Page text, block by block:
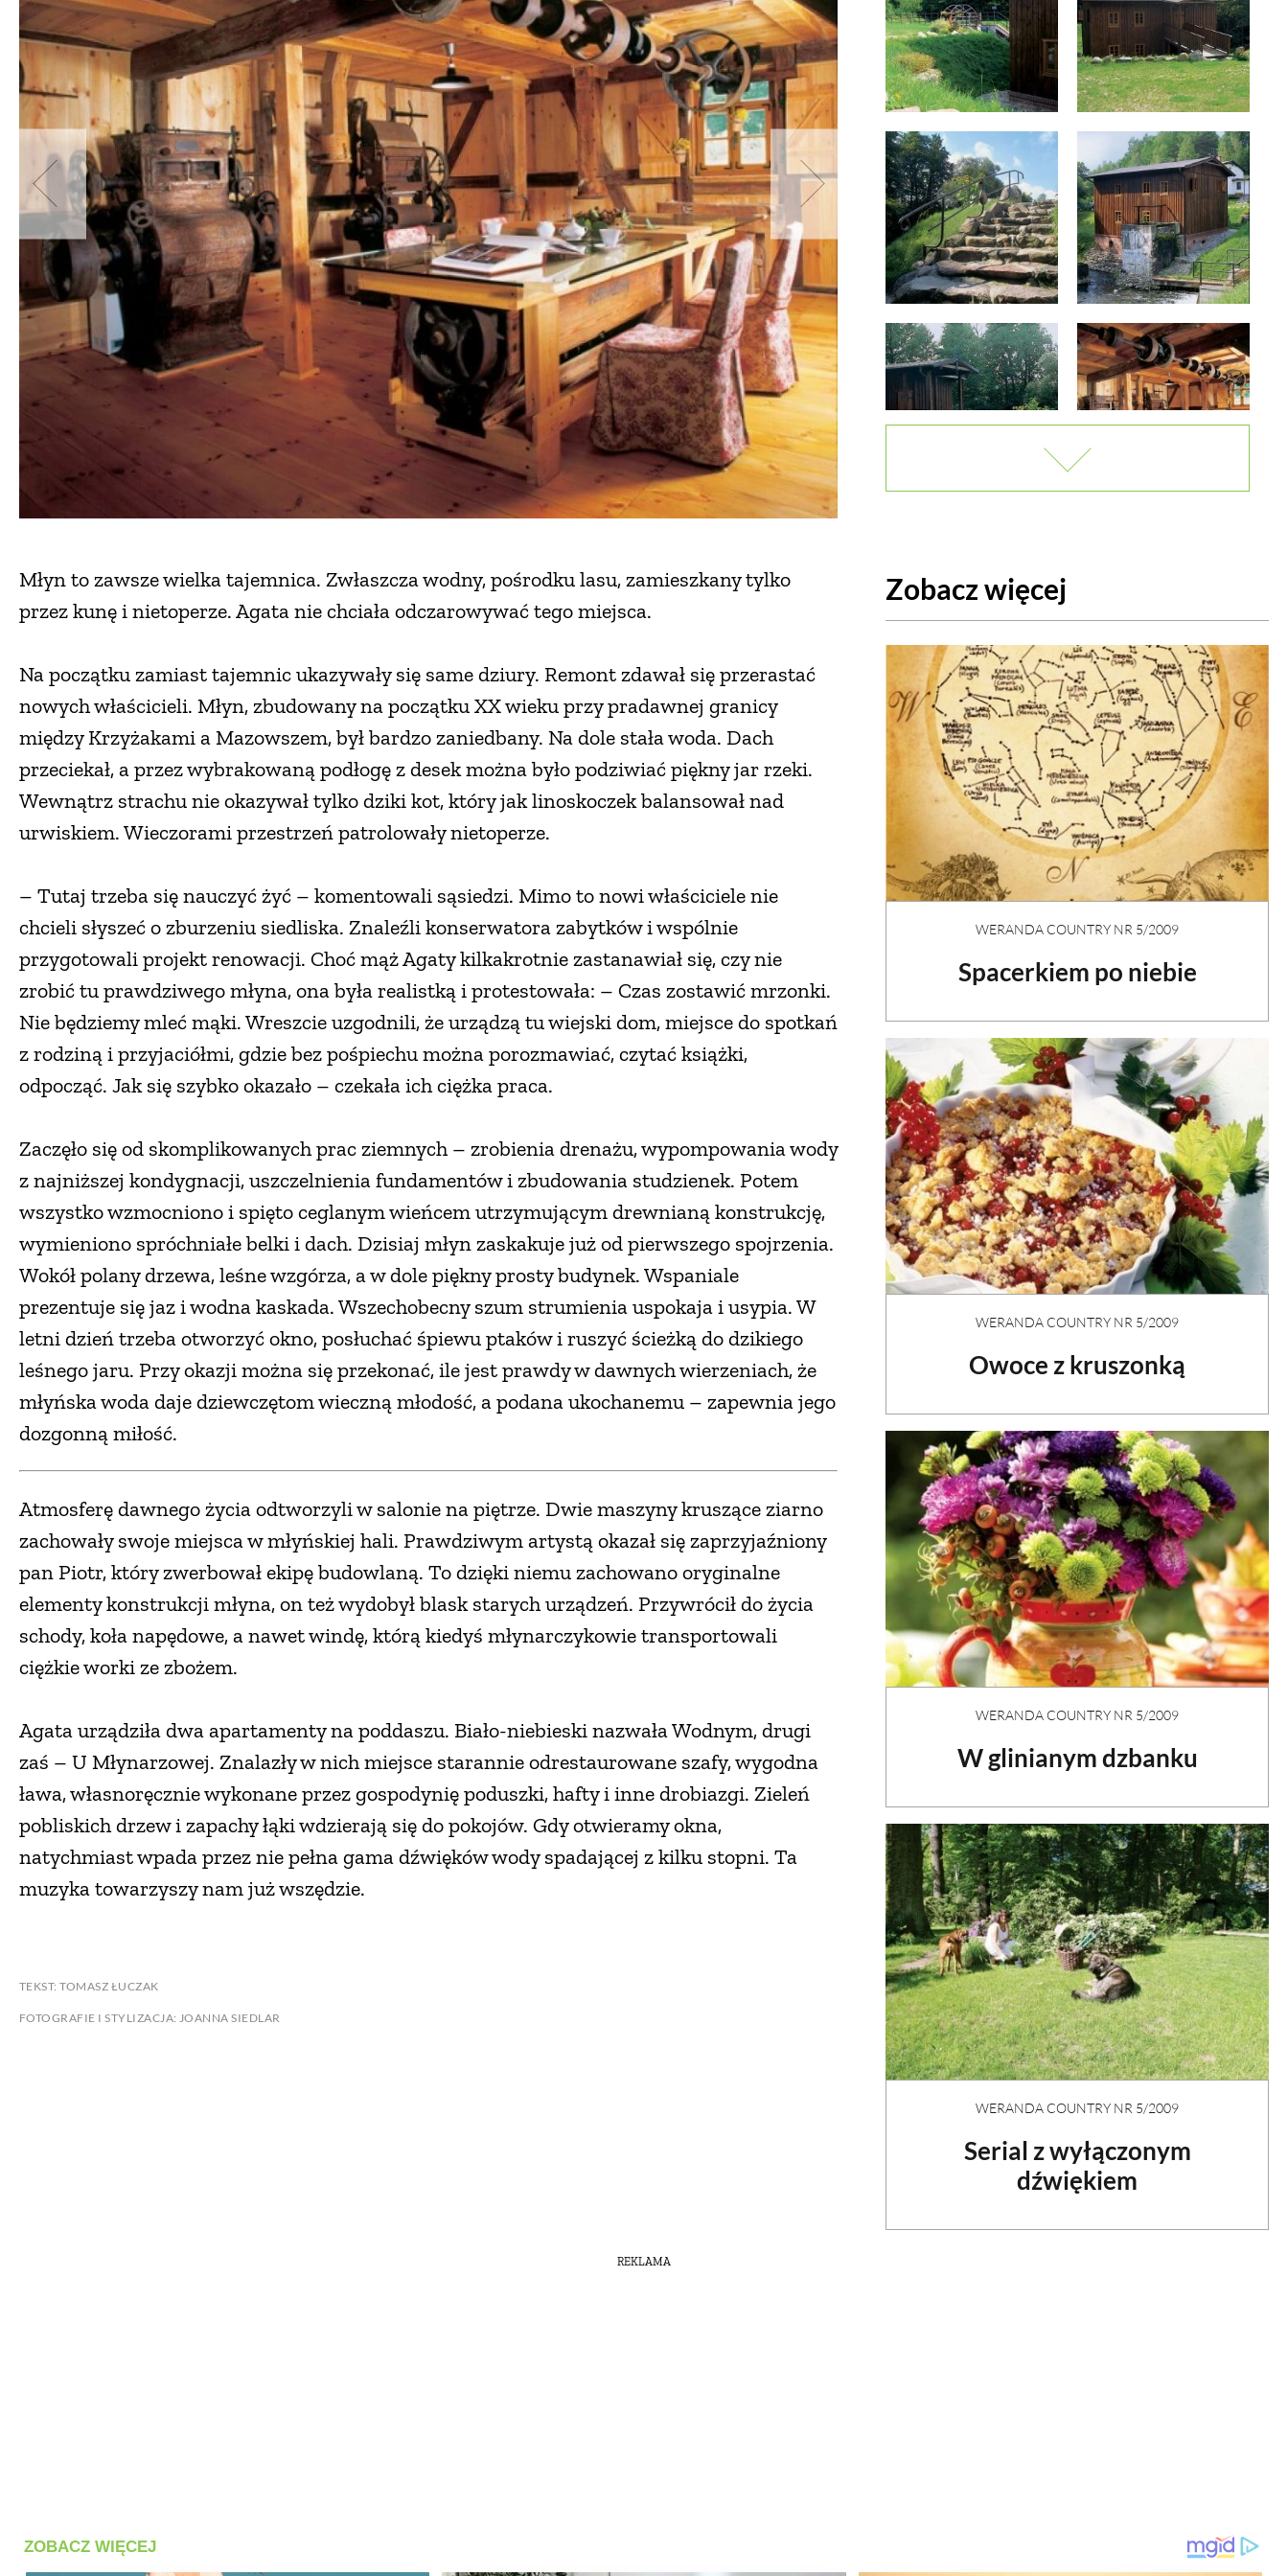
Młyn to zawsze wielka tajemnica. Zwłaszcza wodny, pośrodku lasu, zamieszkany tylko
przez kunę i nietoperze. Agata nie chciała odczarowywać tego miejsca.
Na początku zamiast tajemnic ukazywały się same dziury. Remont zdawał się przerastać
nowych właścicieli. Młyn, zbudowany na początku XX wieku przy pradawnej granicy
między Krzyżakami a Mazowszem, był bardzo zaniedbany. Na dole stała woda. Dach
przeciekał, a przez wybrakowaną podłogę z desek można było podziwiać piękny jar rzeki.
Wewnątrz strachu nie okazywał tylko dziki kot, który jak linoskoczek balansował nad
urwiskiem. Wieczorami przestrzeń patrolowały nietoperze.
– Tutaj trzeba się nauczyć żyć – komentowali sąsiedzi. Mimo to nowi właściciele nie
chcieli słyszeć o zburzeniu siedliska. Znaleźli konserwatora zabytków i wspólnie
przygotowali projekt renowacji. Choć mąż Agaty kilkakrotnie zastanawiał się, czy nie
zrobić tu prawdziwego młyna, ona była realistką i protestowała: – Czas zostawić mrzonki.
Nie będziemy mleć mąki. Wreszcie uzgodnili, że urządzą tu wiejski dom, miejsce do spotkań
z rodziną i przyjaciółmi, gdzie bez pośpiechu można porozmawiać, czytać książki,
odpocząć. Jak się szybko okazało – czekała ich ciężka praca.
Zaczęło się od skomplikowanych prac ziemnych – zrobienia drenażu, wypompowania wody
z najniższej kondygnacji, uszczelnienia fundamentów i zbudowania studzienek. Potem
wszystko wzmocniono i spięto ceglanym wieńcem utrzymującym drewnianą konstrukcję,
wymieniono spróchniałe belki i dach. Dzisiaj młyn zaskakuje już od pierwszego spojrzenia.
Wokół polany drzewa, leśne wzgórza, a w dole piękny prosty budynek. Wspaniale
prezentuje się jaz i wodna kaskada. Wszechobecny szum strumienia uspokaja i usypia. W
letni dzień trzeba otworzyć okno, posłuchać śpiewu ptaków i ruszyć ścieżką do dzikiego
leśnego jaru. Przy okazji można się przekonać, ile jest prawdy w dawnych wierzeniach, że
młyńska woda daje dziewczętom wieczną młodość, a podana ukochanemu – zapewnia jego
dozgonną miłość.
Atmosferę dawnego życia odtworzyli w salonie na piętrze. Dwie maszyny kruszące ziarno
zachowały swoje miejsca w młyńskiej hali. Prawdziwym artystą okazał się zaprzyjaźniony
pan Piotr, który zwerbował ekipę budowlaną. To dzięki niemu zachowano oryginalne
elementy konstrukcji młyna, on też wydobył blask starych urządzeń. Przywrócił do życia
schody, koła napędowe, a nawet windę, którą kiedyś młynarczykowie transportowali
ciężkie worki ze zbożem.
Agata urządziła dwa apartamenty na poddaszu. Biało-niebieski nazwała Wodnym, drugi
zaś – U Młynarzowej. Znalazły w nich miejsce starannie odrestaurowane szafy, wygodna
ława, własnoręcznie wykonane przez gospodynię poduszki, hafty i inne drobiazgi. Zieleń
pobliskich drzew i zapachy łąki wdzierają się do pokojów. Gdy otwieramy okna,
natychmiast wpada przez nie pełna gama dźwięków wody spadającej z kilku stopni. Ta
muzyka towarzyszy nam już wszędzie.
TEKST: TOMASZ ŁUCZAK
FOTOGRAFIE I STYLIZACJA: JOANNA SIEDLAR
Zobacz więcej
WERANDA COUNTRY NR 5/2009
Spacerkiem po niebie
WERANDA COUNTRY NR 5/2009
Owoce z kruszonką
WERANDA COUNTRY NR 5/2009
W glinianym dzbanku
WERANDA COUNTRY NR 5/2009
Serial z wyłączonym
dźwiękiem
REKLAMA